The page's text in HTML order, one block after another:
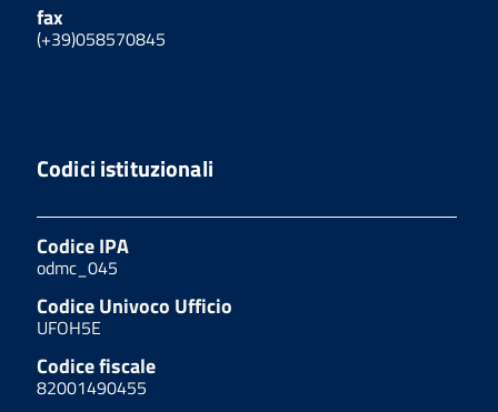
fax
(+39)058570845
Codici istituzionali
Codice IPA
odmc_045
Codice Univoco Ufficio
UFOH5E
Codice fiscale
82001490455